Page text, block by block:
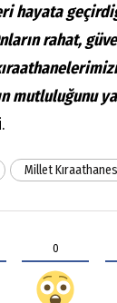
hayata
rahat,
mutluluğunu
Millet
0